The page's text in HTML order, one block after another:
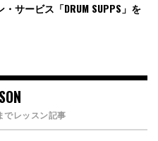
サービス「DRUM SUPPS」を
でレッスン記事